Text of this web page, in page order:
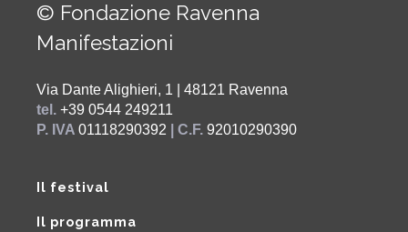
© Fondazione Ravenna
Manifestazioni
Via Dante Alighieri, 1 | 48121 Ravenna
tel. +39 0544 249211
P. IVA 01118290392 | C.F. 92010290390
Il festival
Il programma